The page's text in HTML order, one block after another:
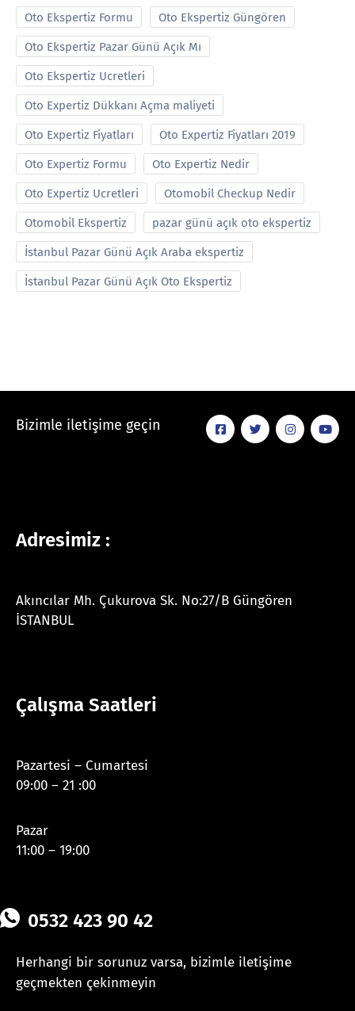
Oto Ekspertiz Formu Oto Ekspertiz Güngören
Oto Ekspertiz Pazar Günü Açık Mı
Oto Ekspertiz Ucretleri
Oto Expertiz Dükkanı Açma maliyeti
Oto Expertiz Fiyatları Oto Expertiz Fiyatları 2019
Oto Expertiz Formu Oto Expertiz Nedir
Oto Expertiz Ucretleri Otomobil Checkup Nedir
Otomobil Ekspertiz pazar günü açık oto ekspertiz
İstanbul Pazar Günü Açık Araba ekspertiz
İstanbul Pazar Günü Açık Oto Ekspertiz
Bizimle iletişime geçin
Adresimiz :
Akıncılar Mh. Çukurova Sk. No:27/B Güngören
İSTANBUL
Çalışma Saatleri
Pazartesi – Cumartesi
09:00 – 21 :00
Pazar
11:00 – 19:00
0532 423 90 42
Herhangi bir sorunuz varsa, bizimle iletişime
geçmekten çekinmeyin